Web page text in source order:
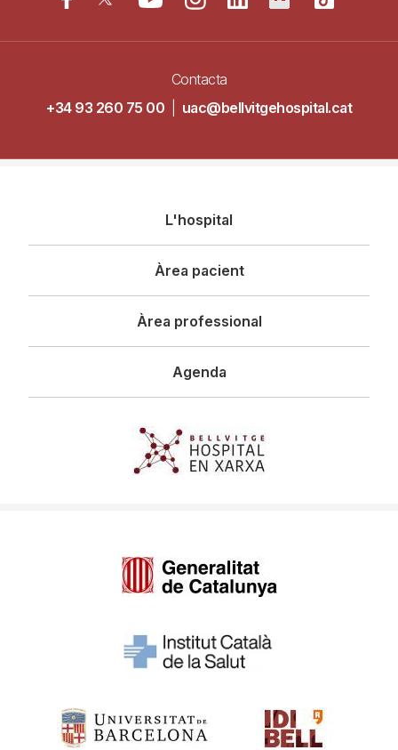
Contacta
+34 93 260 75 00
uac@bellvitgehospital.cat
principal
L'hospital
Àrea pacient
Àrea professional
Agenda